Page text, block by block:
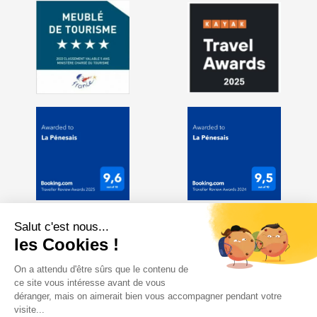
Salut c'est nous...
les Cookies !
On a attendu d'être sûrs que le contenu de
ce site vous intéresse avant de vous
déranger, mais on aimerait bien vous accompagner pendant votre
visite...